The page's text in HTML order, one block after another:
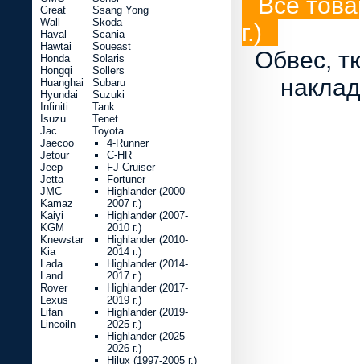
г.)
Обвес,
Great
Wall
Haval
Hawtai
Honda
Hongqi
Huanghai
Hyundai
Infiniti
Isuzu
Jac
Jaecoo
Jetour
Jeep
Jetta
JMC
Kamaz
Kaiyi
KGM
Knewstar
Kia
Lada
Land
Rover
Lexus
Lifan
Lincoiln
Ssang Yong
Skoda
Scania
Soueast
Solaris
Sollers
Subaru
Suzuki
Tank
Tenet
Toyota
4-Runner
C-HR
FJ Cruiser
Fortuner
Highlander (2000-
2007 г.)
Highlander (2007-
2010 г.)
Highlander (2010-
2014 г.)
Highlander (2014-
2017 г.)
Highlander (2017-
2019 г.)
Highlander (2019-
2025 г.)
Highlander (2025-
2026 г.)
Hilux (1997-2005 г.)